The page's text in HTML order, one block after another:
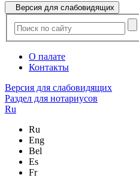
Версия для слабовидящих
О палате
Контакты
Версия для слабовидящих
Раздел для нотариусов
Ru
Ru
Eng
Bel
Es
Fr